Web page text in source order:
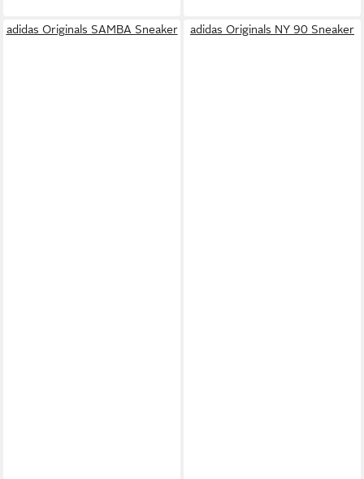
adidas Originals SAMBA Sneaker adidas Originals NY 90 Sneaker